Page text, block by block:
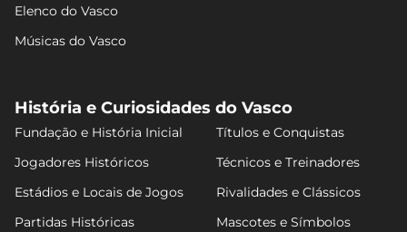
Elenco do Vasco
Músicas do Vasco
História e Curiosidades do Vasco
Fundação e História Inicial
Títulos e Conquistas
Jogadores Históricos
Técnicos e Treinadores
Estádios e Locais de Jogos
Rivalidades e Clássicos
Partidas Históricas
Mascotes e Símbolos